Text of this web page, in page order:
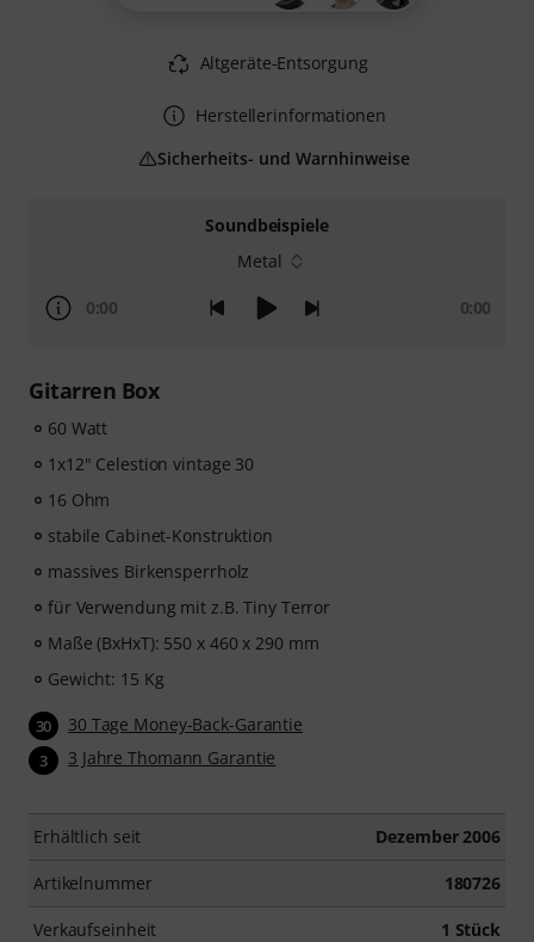
Soundbeispiele
Metal
0:00 0:00
Gitarren Box
60 Watt
1x12" Celestion vintage 30
16 Ohm
stabile Cabinet-Konstruktion
massives Birkensperrholz
für Verwendung mit z.B. Tiny Terror
Maße (BxHxT): 550 x 460 x 290 mm
Gewicht: 15 Kg
30 30 Tage Money-Back-Garantie
3 3 Jahre Thomann Garantie
Erhältlich seit Dezember 2006
Artikelnummer 180726
Verkaufseinheit 1 Stück
Altgeräte-Entsorgung
Herstellerinformationen
Sicherheits- und Warnhinweise